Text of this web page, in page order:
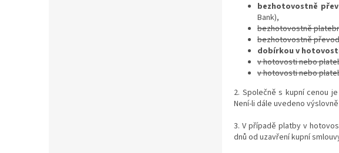
bezhotovostně
Bank),
bezhotovostně
bezhotovostně
dobírkou v
v hotovosti nebo
v hotovosti nebo
2. Společně s kupní cenou
Není-li dále uvedeno
3. V případě platby v
dnů od uzavření kupní